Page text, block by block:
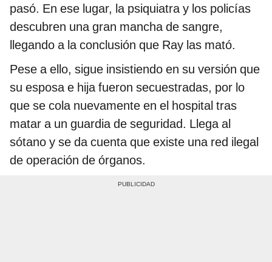
pasó. En ese lugar, la psiquiatra y los policías
descubren una gran mancha de sangre,
llegando a la conclusión que Ray las mató.
Pese a ello, sigue insistiendo en su versión que
su esposa e hija fueron secuestradas, por lo
que se cola nuevamente en el hospital tras
matar a un guardia de seguridad. Llega al
sótano y se da cuenta que existe una red ilegal
de operación de órganos.